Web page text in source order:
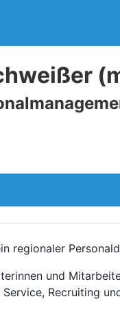
regionaler
und
Recruiting